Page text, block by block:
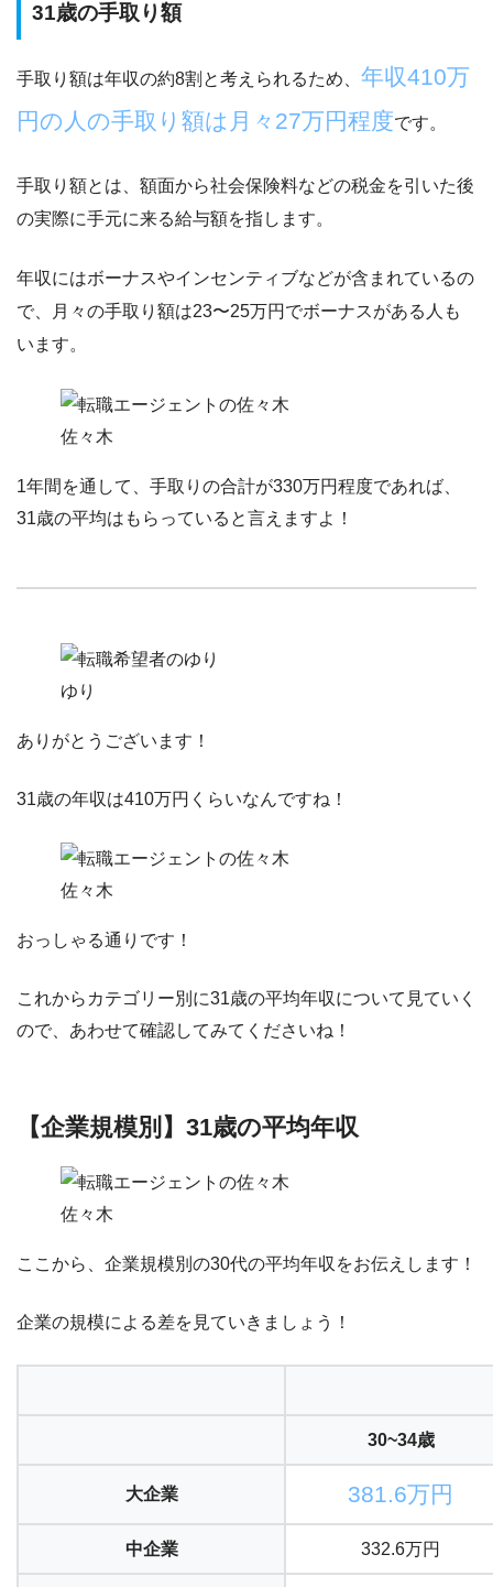
31歳の手取り額
手取り額は年収の約8割と考えられるため、 年収410万
円の人の手取り額は月々27万円程度です。
手取り額とは、 額面から社会保険料などの税金を引いた後
の実際に手元に来る給与額を指します。
年収にはボーナスやインセンティブなどが含まれているの
で、
月々の手取り額は23〜25万円でボーナスがある人も
います。
佐々木
1年間を通して、手取りの合計が330万円程度であれば、
31歳の平均はもらっていると言えますよ！
ゆり
ありがとうございます！
31歳の年収は410万円くらいなんですね！
佐々木
おっしゃる通りです！
これからカテゴリー別に31歳の平均年収について見ていく
ので、あわせて確認してみてくださいね！
【企業規模別】31歳の平均年収
佐々木
ここから、 企業規模別の30代の平均年収 をお伝えします！
企業の規模による差を見ていきましょう！
30~34歳
大企業 381.6万円
中企業 332.6万円